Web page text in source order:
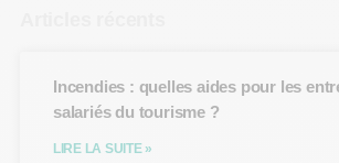
Incendies : quelles aides pour les
salariés du tourisme ?
LIRE LA SUITE »